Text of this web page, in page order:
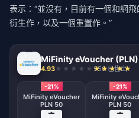
表示：“並沒有，目前有一個和網
衍生作，以及一個重置作。”
MiFinity eVoucher (PLN)
4.93 950 已售出
-21%
MiFinity eVoucher
PLN 50
-21%
MiFinity
PLN 50